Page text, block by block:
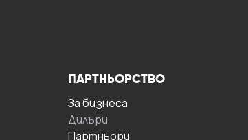
ПАРТНЬОРСТВО
За бизнесa
Дилъри
Партньори